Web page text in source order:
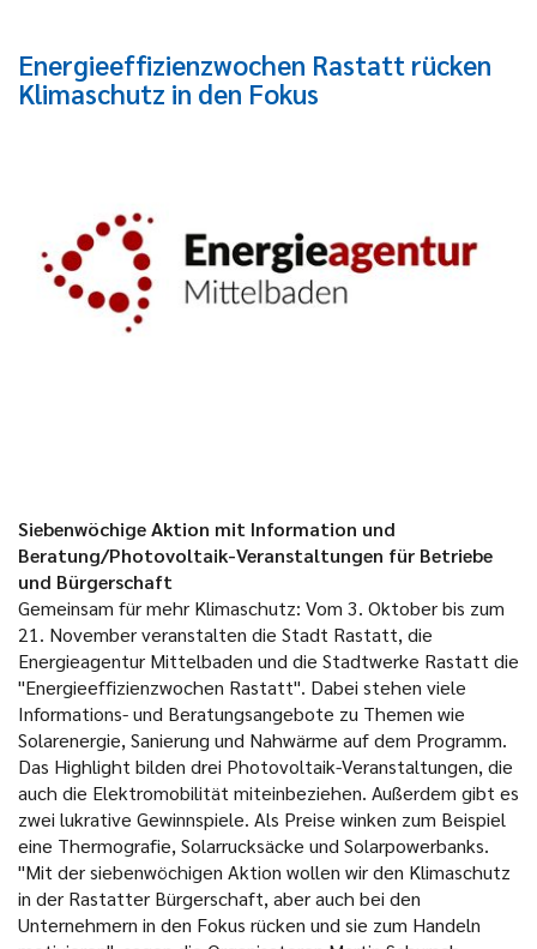
Energieeffizienzwochen Rastatt rücken
Klimaschutz in den Fokus
Siebenwöchige Aktion mit Information und
Beratung/Photovoltaik-Veranstaltungen für Betriebe
und Bürgerschaft
Gemeinsam für mehr Klimaschutz: Vom 3. Oktober bis zum
21. November veranstalten die Stadt Rastatt, die
Energieagentur Mittelbaden und die Stadtwerke Rastatt die
"Energieeffizienzwochen Rastatt". Dabei stehen viele
Informations- und Beratungsangebote zu Themen wie
Solarenergie, Sanierung und Nahwärme auf dem Programm.
Das Highlight bilden drei Photovoltaik-Veranstaltungen, die
auch die Elektromobilität miteinbeziehen. Außerdem gibt es
zwei lukrative Gewinnspiele. Als Preise winken zum Beispiel
eine Thermografie, Solarrucksäcke und Solarpowerbanks.
"Mit der siebenwöchigen Aktion wollen wir den Klimaschutz
in der Rastatter Bürgerschaft, aber auch bei den
Unternehmern in den Fokus rücken und sie zum Handeln